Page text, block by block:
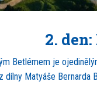
2.
Betlémem je
Matyáše Bernarda